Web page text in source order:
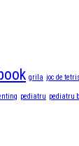
grila joc de
pediatru pediatru